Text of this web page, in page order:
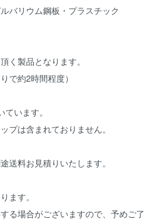
バリウム鋼板・プラスチック
く製品となります。
で約2時間程度）
います。
プは含まれておりません。
送料お見積りいたします。
ます。
る場合がございますので、予めご了